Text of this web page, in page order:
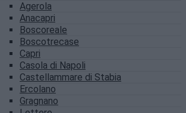
Agerola
Anacapri
Boscoreale
Boscotrecase
Capri
Casola di Napoli
Castellammare di Stabia
Ercolano
Gragnano